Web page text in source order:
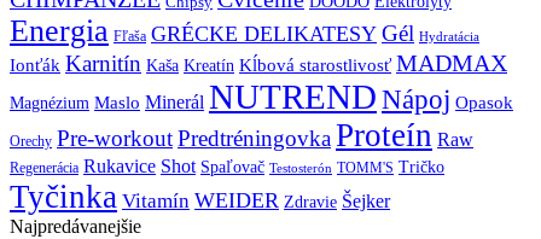
Energia Fľaša GRÉCKE DELIKATESY Gél Hydratácia
Ionťák Karnitín Kaša Kreatín Kĺbová starostlivosť MADMAX
Magnézium Maslo Minerál NUTREND Nápoj Opasok
Orechy Pre-workoutPredtréningovkaProteín Raw
Regenerácia Rukavice Shot Spaľovač Testosterón TOMM'S Tričko
Tyčinka Vitamín WEIDER Zdravie Šejker
Najpredávanejšie